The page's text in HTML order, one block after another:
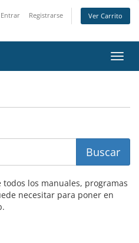
Entrar Registrarse Ver Carrito
los manuales, programas
necesitar para poner en